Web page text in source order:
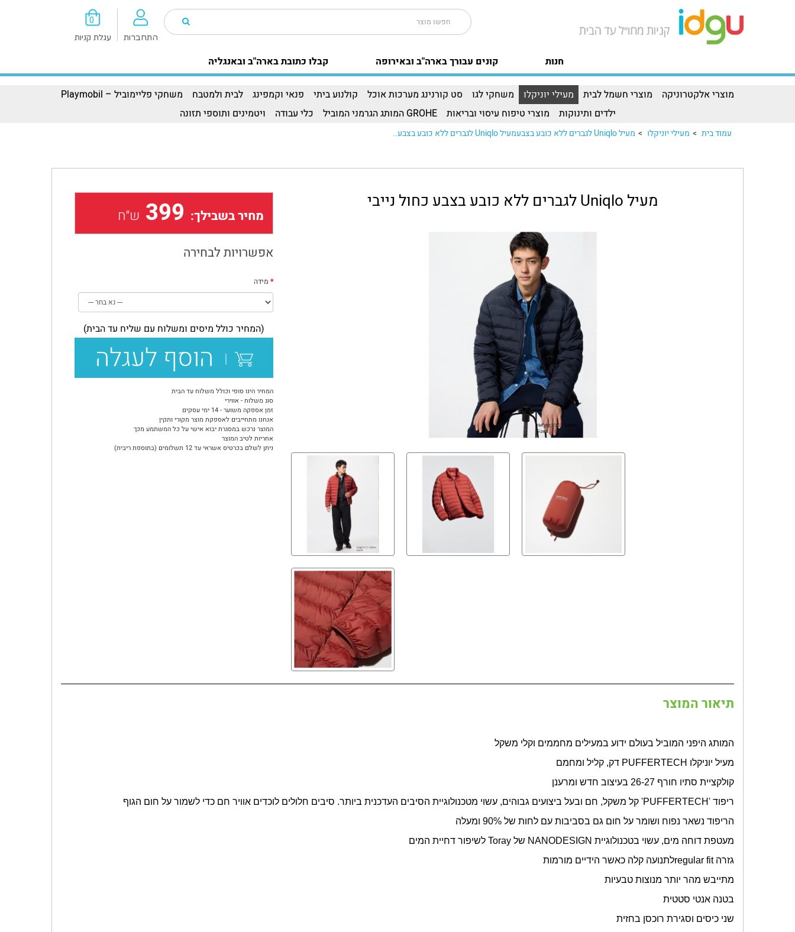
0
עגלת קניות התחברות
קבלו כתובת בארה"ב ובאנגליה קונים עבורך בארה"ב ובאירופה חנות
מוצרי אלקטרוניקה מוצרי חשמל לבית מעילי יוניקלו משחקי לגו סט קורנינג מערכות אוכל קולנוע ביתי פנאי וקמפינג לבית ולמטבח
משחקי פליימוביל – Playmobil
ילדים ותינוקות
מוצרי טיפוח עיסוי ובריאות GROHE המותג הגרמני המוביל כלי עבודה ויטמינים ותוספי תזונה
עמוד בית > מעילי יוניקלו > מעיל Uniqlo לגברים ללא כובע בצבעמעיל Uniqlo לגברים ללא כובע בצבע..
מעיל Uniqlo לגברים ללא כובע בצבע כחול נייבי
מחיר בשבילך: 399 ש״ח
אפשרויות לבחירה
מידה
(המחיר כולל מיסים ומשלוח עם שליח עד הבית)
הוסף לעגלה
המחיר הינו סופי וכולל משלוח עד הבית
סוג משלוח - אווירי
זמן אספקה משוער - 14 ימי עסקים
אנחנו מתחייבים לאספקת מוצר מקורי ותקין
המוצר נרכש במסגרת יבוא אישי על כל המשתמע מכך
אחריות לטיב המוצר
ניתן לשלם בכרטיס אשראי עד 12 תשלומים (בתוספת ריבית)
תיאור המוצר
המותג היפני המוביל בעולם ידוע במעילים מחממים וקלי משקל
מעיל יוניקלו PUFFERTECH דק, קליל ומחמם
קולקציית סתיו חורף 26-27 בעיצוב חדש ומרענן
ריפוד 'PUFFERTECH' קל משקל, חם ובעל ביצועים גבוהים, עשוי מטכנולוגיית הסיבים העדכנית ביותר. סיבים חלולים לוכדים אוויר חם כדי לשמור על חום הגוף
הריפוד נשאר נפוח ושומר על חום גם בסביבות עם לחות של 90% ומעלה
מעטפת דוחה מים, עשוי בטכנולוגיית NANODESIGN של Toray לשיפור דחיית המים
גזרהregular fitלתנועה קלה כאשר הידיים מורמות
מתייבש מהר יותר מנוצות טבעיות
בטנה אנטי סטטית
שני כיסים וסגירת רוכסן בחזית